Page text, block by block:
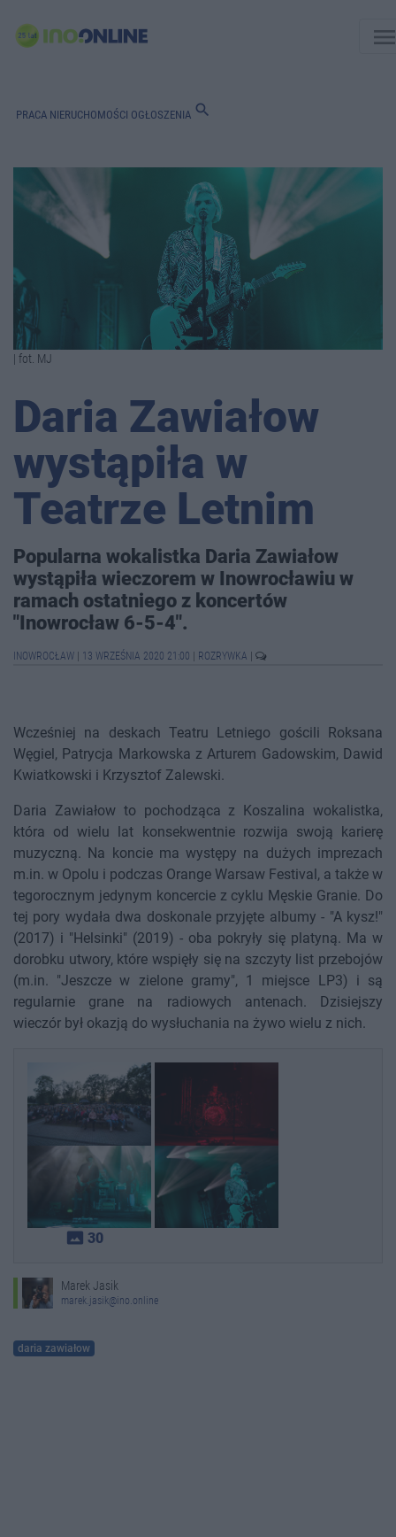
PRACA NIERUCHOMOŚCI OGŁOSZENIA search
| fot. MJ
Daria Zawiałow
wystąpiła w
Teatrze Letnim
Popularna wokalistka Daria Zawiałow
wystąpiła wieczorem w Inowrocławiu w
ramach ostatniego z koncertów
"Inowrocław 6-5-4".
INOWROCŁAW 13 WRZEŚNIA 2020 21:00 ROZRYWKA
Wcześniej na deskach Teatru Letniego gościli Roksana
Węgiel, Patrycja Markowska z Arturem Gadowskim, Dawid
Kwiatkowski i Krzysztof Zalewski.
Daria Zawiałow to pochodząca z Koszalina wokalistka,
która od wielu lat konsekwentnie rozwija swoją karierę
muzyczną. Na koncie ma występy na dużych imprezach
m.in. w Opolu i podczas Orange Warsaw Festival, a także w
tegorocznym jedynym koncercie z cyklu Męskie Granie. Do
tej pory wydała dwa doskonale przyjęte albumy - "A kysz!"
(2017) i "Helsinki" (2019) - oba pokryły się platyną. Ma w
dorobku utwory, które wspięły się na szczyty list przebojów
(m.in. "Jeszcze w zielone gramy", 1 miejsce LP3) i są
regularnie grane na radiowych antenach. Dzisiejszy
wieczór był okazją do wysłuchania na żywo wielu z nich.
photo_size_select_actual 30
Marek Jasik
marek.jasik@ino.online
daria zawiałow